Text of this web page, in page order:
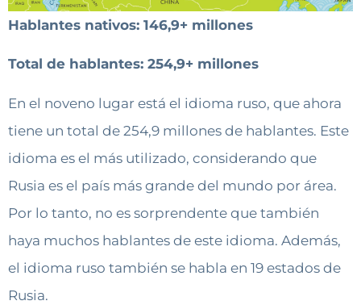
Hablantes nativos: 146,9+ millones
Total de hablantes: 254,9+ millones
En el noveno lugar está el idioma ruso, que ahora
tiene un total de 254,9 millones de hablantes. Este
idioma es el más utilizado, considerando que
Rusia es el país más grande del mundo por área.
Por lo tanto, no es sorprendente que también
haya muchos hablantes de este idioma. Además,
el idioma ruso también se habla en 19 estados de
Rusia.